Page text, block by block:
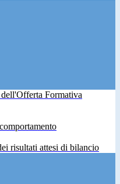
Formativa
risultati attesi di bilancio